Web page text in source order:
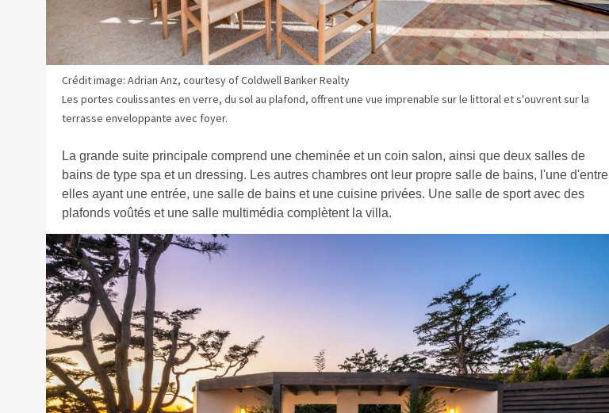
Crédit image: Adrian Anz, courtesy of Coldwell Banker Realty
Les portes coulissantes en verre, du sol au plafond, offrent une vue imprenable sur le littoral et s'ouvrent sur la
terrasse enveloppante avec foyer.
La grande suite principale comprend une cheminée et un coin salon, ainsi que deux salles de
bains de type spa et un dressing. Les autres chambres ont leur propre salle de bains, l'une d'entre
elles ayant une entrée, une salle de bains et une cuisine privées. Une salle de sport avec des
plafonds voûtés et une salle multimédia complètent la villa.